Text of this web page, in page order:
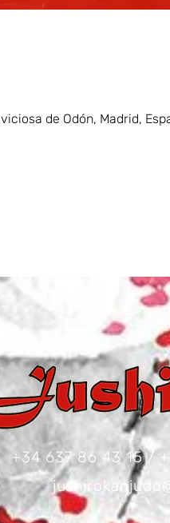
de Odón, Madrid,
+34 637 86 43 15 /